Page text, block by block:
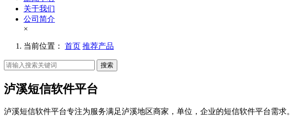
关于我们
公司简介
×
当前位置： 首页 推荐产品
搜索
泸溪短信软件平台
泸溪短信软件平台专注为服务满足泸溪地区商家，单位，企业的短信软件平台需